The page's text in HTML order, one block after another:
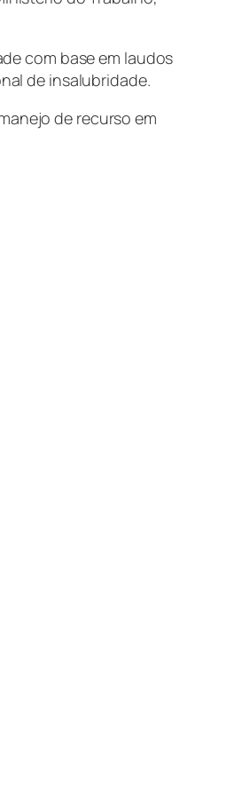
com base em laudos
de insalubridade.
de recurso em